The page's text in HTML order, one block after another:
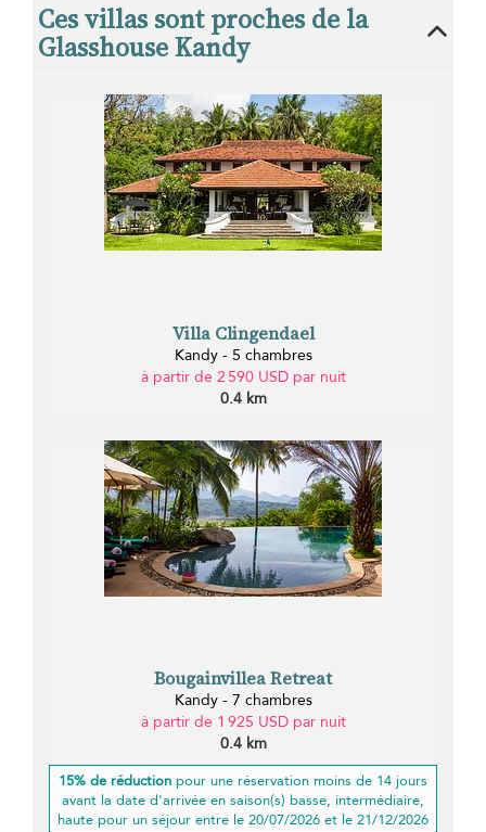
Ces villas sont proches de la
Glasshouse Kandy
Villa Clingendael
Kandy - 5 chambres
à partir de 2 590 USD par nuit
0.4 km
Bougainvillea Retreat
Kandy - 7 chambres
à partir de 1 925 USD par nuit
0.4 km
15% de réduction pour une réservation moins de 14 jours
avant la date d'arrivée en saison(s) basse, intermédiaire,
haute pour un séjour entre le 20/07/2026 et le 21/12/2026